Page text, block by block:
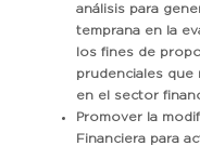
análisis para
temprana en la
los fines de
prudenciales que
en el sector
Promover la
Financiera para